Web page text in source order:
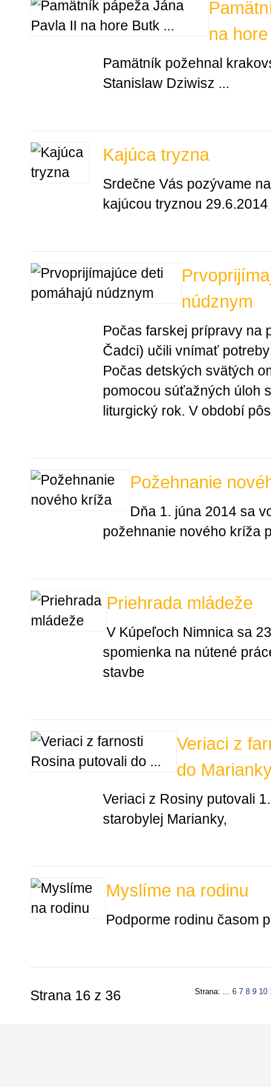
na
Pamätník požehnal
Stanislaw Dziwisz ...
Kajúca tryzna
Srdečne Vás pozývame
kajúcou tryznou 29.6.2014
núdznym
Počas farskej prípravy na
Čadci) učili vnímať
Počas detských svätých
pomocou súťažných úloh
liturgický rok. V období
Požehnanie
Dňa 1. júna 2014 sa
požehnanie nového kríža
Priehrada mládeže
V Kúpeľoch Nimnica sa
spomienka na nútené
stavbe
Veriaci z
do
Veriaci z Rosiny putovali
starobylej Marianky,
Myslíme na rodinu
Podporme rodinu časom
Strana: ... 6 7 8 9 10
Strana 16 z 36